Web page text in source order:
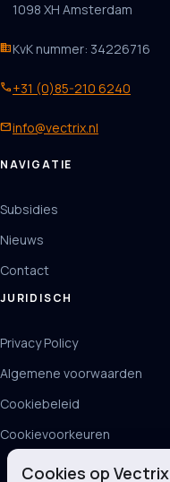
1098 XH Amsterdam
businessKvK nummer: 34226716
phone+31 (0)85-210 6240
mailinfo@vectrix.nl
NAVIGATIE
Subsidies
Nieuws
Contact
JURIDISCH
Privacy Policy
Algemene voorwaarden
Cookiebeleid
Cookievoorkeuren
Cookies op Vectrix